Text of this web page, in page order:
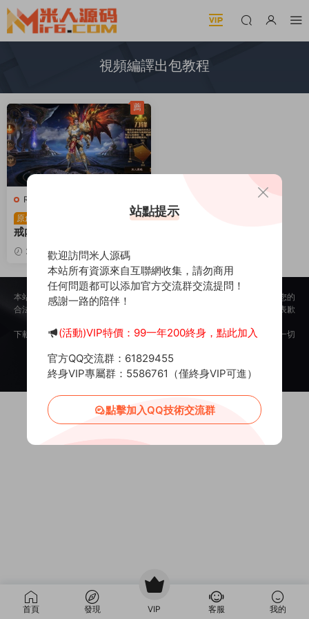
視頻編譯出包教程
R-榮耀聖戒
原創
魔幻RPG手遊【榮耀聖
戒内購版】Linux手工服務端
+全套源碼+安卓+視頻編譯
出包教程+視頻架設教程
2025-03-04 1.18k 30
薦
本站所提供的内容均來自公開網絡收集、轉發、二次開發而來，若侵犯了您的
合法權益，請來信通知我們，我們會及時删除，給您帶來的不便，我們深表歉
下載用戶僅供學習交流，若使用商業用途，請購買正版授權，否則産生的一切
Copyright © 2012-2025 MiR6.COMAll Rights Reserved
投訴郵箱： Mail@Mir6.com 蜀ICP備2022016462号-2
首頁 發現 VIP 客服 我的
站點提示
歡迎訪問米人源碼
本站所有資源來自互聯網收集，請勿商用
任何問題都可以添加官方交流群交流提問！
感謝一路的陪伴！
(活動)VIP特價：99一年200終身，點此加入
官方QQ交流群：61829455
終身VIP專屬群：5586761（僅終身VIP可進）
點擊加入QQ技術交流群